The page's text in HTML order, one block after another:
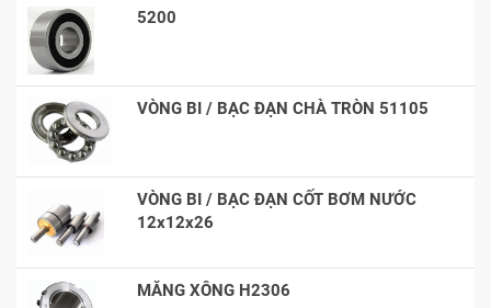
5200
VÒNG BI / BẠC ĐẠN CHÀ TRÒN 51105
VÒNG BI / BẠC ĐẠN CỐT BƠM NƯỚC
12x12x26
MĂNG XÔNG H2306